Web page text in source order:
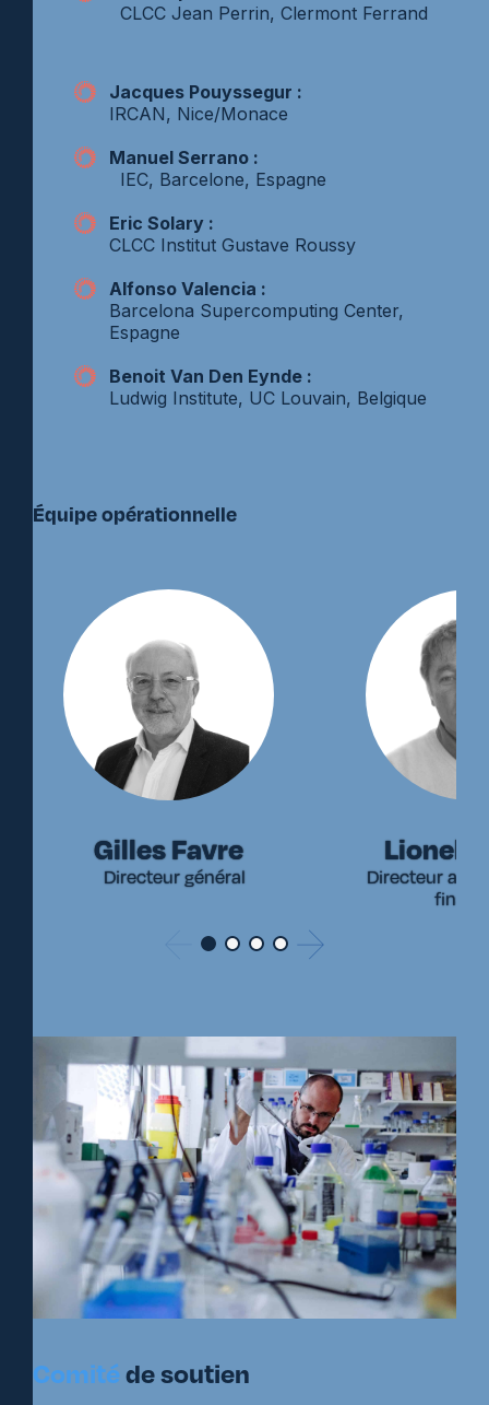
CLCC Jean Perrin, Clermont Ferrand
Jacques Pouyssegur :
IRCAN, Nice/Monace
Manuel Serrano :
IEC, Barcelone, Espagne
Eric Solary :
CLCC Institut Gustave Roussy
Alfonso Valencia :
Barcelona Supercomputing Center,
Espagne
Benoit Van Den Eynde :
Ludwig Institute, UC Louvain, Belgique
Équipe opérationnelle
Gilles Favre
Directeur général
Lionel
Directeur
Comitéde soutien